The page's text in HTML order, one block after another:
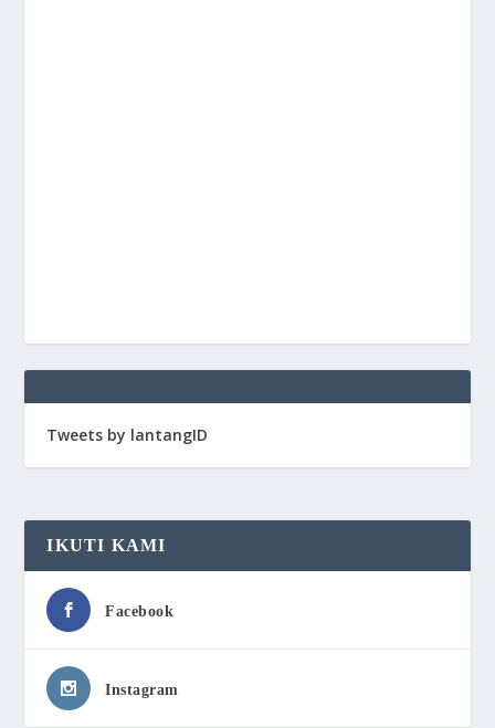
Tweets by lantangID
IKUTI KAMI
Facebook
Instagram